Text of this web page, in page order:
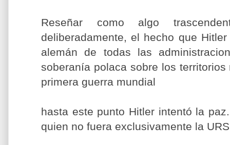
Reseñar como algo
deliberadamente, el hecho que
alemán de todas las
soberanía polaca sobre los
primera guerra mundial
hasta este punto Hitler intentó la
quien no fuera exclusivamente la